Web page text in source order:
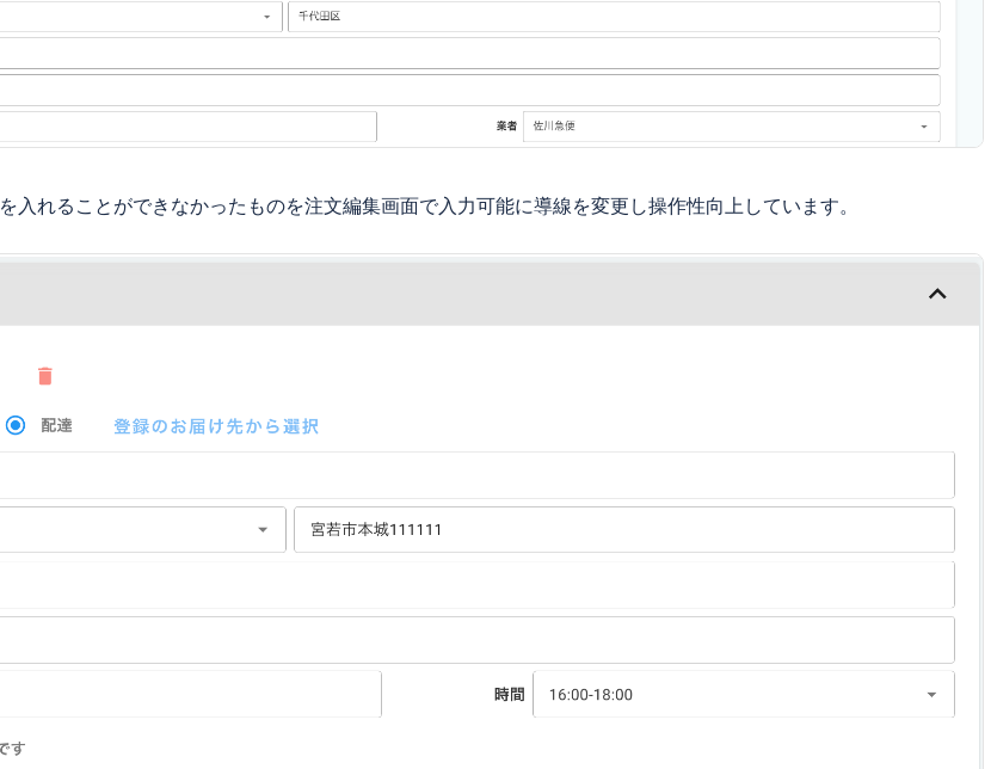
を入れることができなかったものを注文編集画面で入力可能に導線を変更し操作性向上しています。